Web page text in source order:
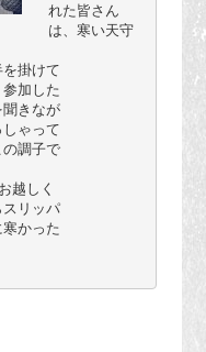
れた皆さん
は、寒い天守
掛けて
加した
きなが
ゃって
調子で
リッパ
かった